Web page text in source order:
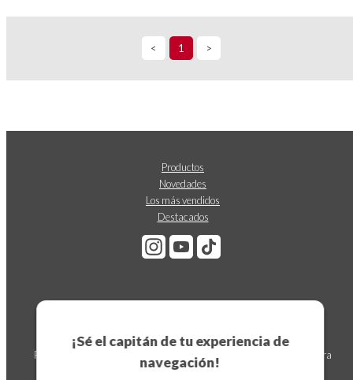
¡Sé el capitán de tu experiencia de
navegación!
< 1 >
Productos
Novedades
Los más vendidos
Destacados
Puedes darte de baja en cualquier momento. Para ello, consulta nuestra
información de contacto en el aviso legal.